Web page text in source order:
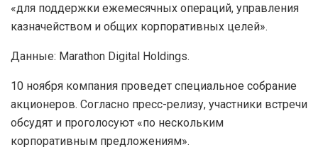
«для поддержки ежемесячных операций, управления
казначейством и общих корпоративных целей».
Данные: Marathon Digital Holdings.
10 ноября компания проведет специальное собрание
акционеров. Согласно пресс-релизу, участники встречи
обсудят и проголосуют «по нескольким
корпоративным предложениям».